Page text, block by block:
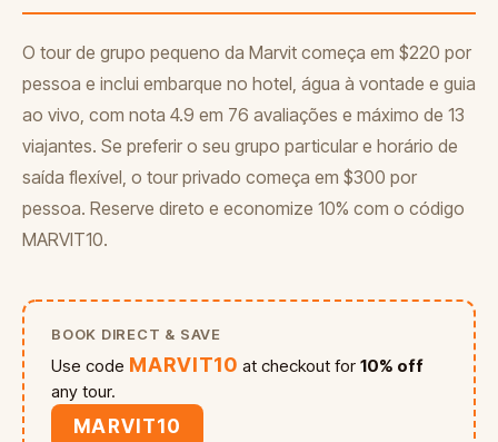
O tour de grupo pequeno da Marvit começa em $220 por
pessoa e inclui embarque no hotel, água à vontade e guia
ao vivo, com nota 4.9 em 76 avaliações e máximo de 13
viajantes. Se preferir o seu grupo particular e horário de
saída flexível, o tour privado começa em $300 por
pessoa. Reserve direto e economize 10% com o código
MARVIT10.
BOOK DIRECT & SAVE
Use code MARVIT10 at checkout for10% off
any tour.
MARVIT10